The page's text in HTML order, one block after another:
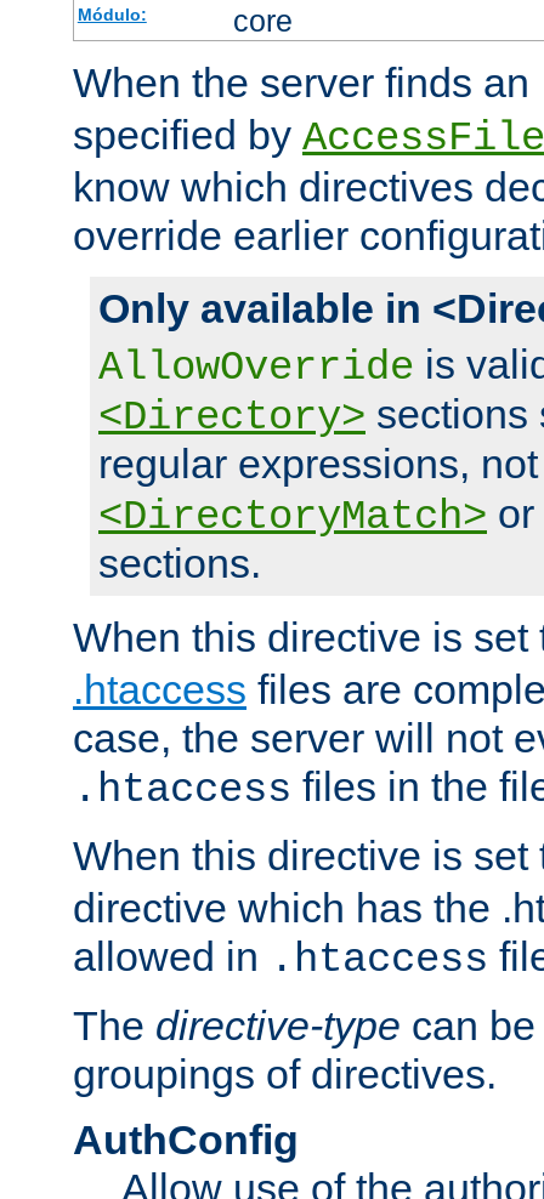
Módulo: core
When the server finds an
specified by
know which directives
override earlier
Only available in
AllowOverride is
<Directory> sections
regular expressions,
<DirectoryMatch> or
sections.
When this directive is
.htaccess files are
case, the server will not
.htaccess files in the
When this directive is
directive which has the
allowed in .htaccess
The directive-type can
groupings of directives.
AuthConfig
Allow use of the